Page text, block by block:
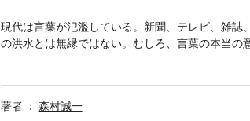
現代は言葉が氾濫している。新聞、テレビ、雑
の洪水とは無縁ではない。むしろ、言葉の本当の
克ち、生き残っていける。サラリーマン経験十
著者
森村誠一